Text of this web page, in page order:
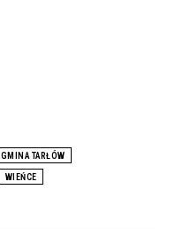
GMINA TARŁÓW
WIEŃCE